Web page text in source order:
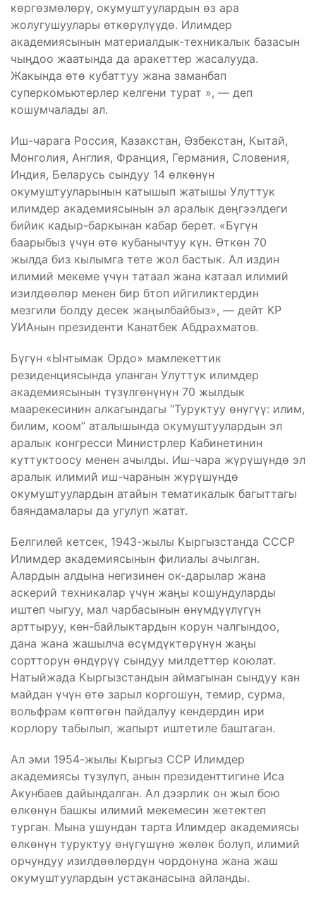
көргөзмөлөрү, окумуштуулардын өз ара
жолугушуулары өткөрүлүүдө. Илимдер
академиясынын материалдык-техникалык базасын
чыӊдоо жаатында да аракеттер жасалууда.
Жакында өтө кубаттуу жана заманбап
суперкомьютерлер келгени турат », — деп
кошумчалады ал.
Иш-чарага Россия, Казакстан, Өзбекстан, Кытай,
Монголия, Англия, Франция, Германия, Словения,
Индия, Беларусь сындуу 14 өлкөнүн
окумуштууларынын катышып жатышы Улуттук
илимдер академиясынын эл аралык деӊгээлдеги
бийик кадыр-баркынан кабар берет. «Бүгүн
баарыбыз үчүн өтө кубанычтуу күн. Өткөн 70
жылда биз кылымга тете жол бастык. Ал издин
илимий мекеме үчүн татаал жана катаал илимий
изилдөөлөр менен бир бтоп ийгиликтердин
мезгили болду десек жаӊылбайбыз», — дейт КР
УИАнын президенти Канатбек Абдрахматов.
Бүгүн «Ынтымак Ордо» мамлекеттик
резиденциясында уланган Улуттук илимдер
академиясынын түзүлгөнүнүн 70 жылдык
маарекесинин алкагындагы “Туруктуу өнүгүү: илим,
билим, коом” аталышында окумуштуулардын эл
аралык конгресси Министрлер Кабинетинин
куттуктоосу менен ачылды. Иш-чара жүрүшүндө эл
аралык илимий иш-чаранын жүрүшүндө
окумуштуулардын атайын тематикалык багыттагы
баяндамалары да угулуп жатат.
Белгилей кетсек, 1943-жылы Кыргызстанда СССР
Илимдер академиясынын филиалы ачылган.
Алардын алдына негизинен ок-дарылар жана
аскерий техникалар үчүн жаӊы кошундуларды
иштеп чыгуу, мал чарбасынын өнүмдүүлүгүн
арттыруу, кен-байлыктардын корун чалгындоо,
дана жана жашылча өсүмдүктөрүнүн жаӊы
сортторун өндүрүү сындуу милдеттер коюлат.
Натыйжада Кыргызстандын аймагынан сындуу кан
майдан үчүн өтө зарыл коргошун, темир, сурма,
вольфрам көптөгөн пайдалуу кендердин ири
корлору табылып, жапырт иштетиле баштаган.
Ал эми 1954-жылы Кыргыз ССР Илимдер
академиясы түзүлүп, анын президенттигине Иса
Акунбаев дайындалган. Ал дээрлик он жыл бою
өлкөнүн башкы илимий мекемесин жетектеп
турган. Мына ушундан тарта Илимдер академиясы
өлкөнүн туруктуу өнүгүшүнө жөлөк болуп, илимий
орчундуу изилдөөлөрдүн чордонуна жана жаш
окумуштуулардын устаканасына айланды.